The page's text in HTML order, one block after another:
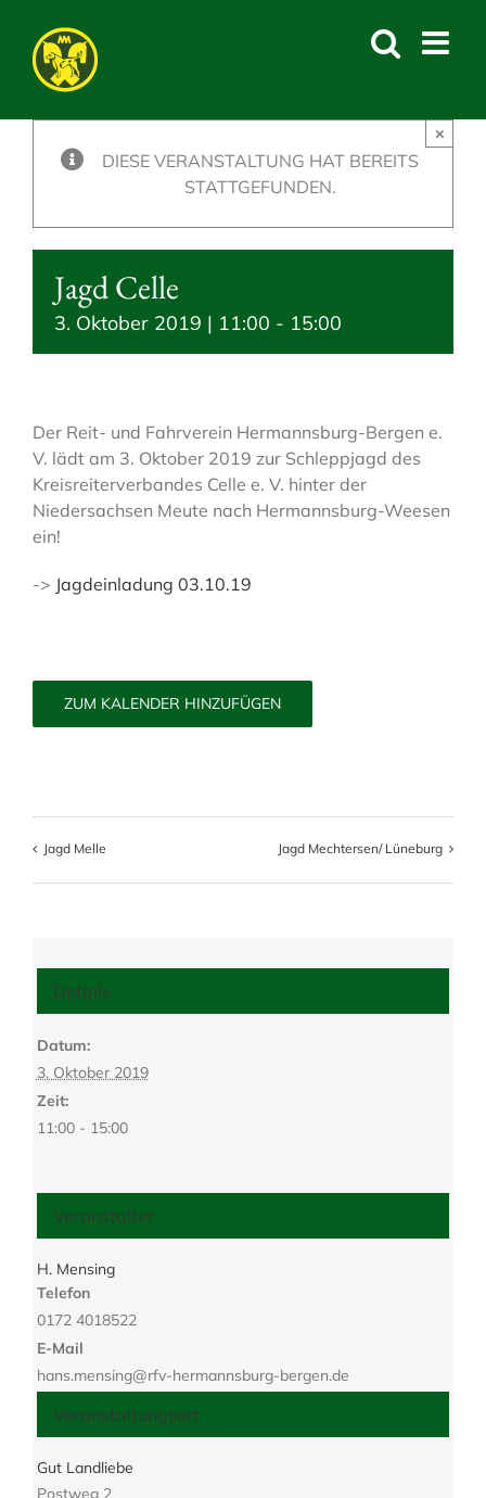
content
DIESE VERANSTALTUNG HAT BEREITS
STATTGEFUNDEN.
×
Jagd Celle
3. Oktober 2019 | 11:00 - 15:00
Der Reit- und Fahrverein Hermannsburg-Bergen e.
V. lädt am 3. Oktober 2019 zur Schleppjagd des
Kreisreiterverbandes Celle e. V. hinter der
Niedersachsen Meute nach Hermannsburg-Weesen
ein!
-> Jagdeinladung 03.10.19
ZUM KALENDER HINZUFÜGEN
Jagd Melle Jagd Mechtersen/ Lüneburg
Details
Datum:
3. Oktober 2019
Zeit:
11:00 - 15:00
Veranstaltungsort
Gut Landliebe
Postweg 2
Veranstalter
H. Mensing
Telefon
0172 4018522
E-Mail
hans.mensing@rfv-hermannsburg-bergen.de